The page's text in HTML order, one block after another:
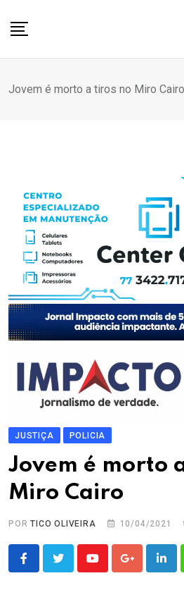
Jovem é morto a tiros no Miro Cairo
JUSTIÇA POLICIA
Jovem é morto
Miro Cairo
PORTICO OLIVEIRA 10/04/2021
YoutubeGoogle+